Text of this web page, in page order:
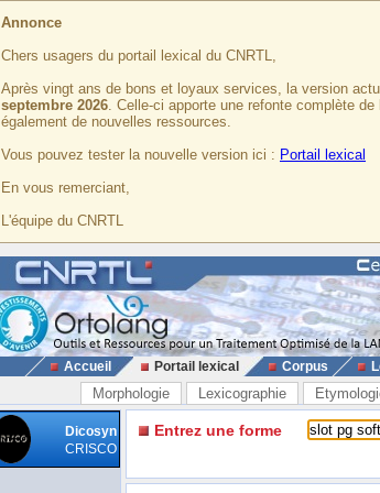
Annonce
Chers usagers du portail lexical du CNRTL,
Après vingt ans de bons et loyaux services, la version
septembre 2026. Celle-ci apporte une refonte complète
également de nouvelles ressources.
Vous pouvez tester la nouvelle version ici : Portail lexical
En vous remerciant,
L'équipe du CNRTL
Accueil Portail lexical Corpus
Morphologie Lexicographie
Dicosyn
CRISCO
Entrez une forme